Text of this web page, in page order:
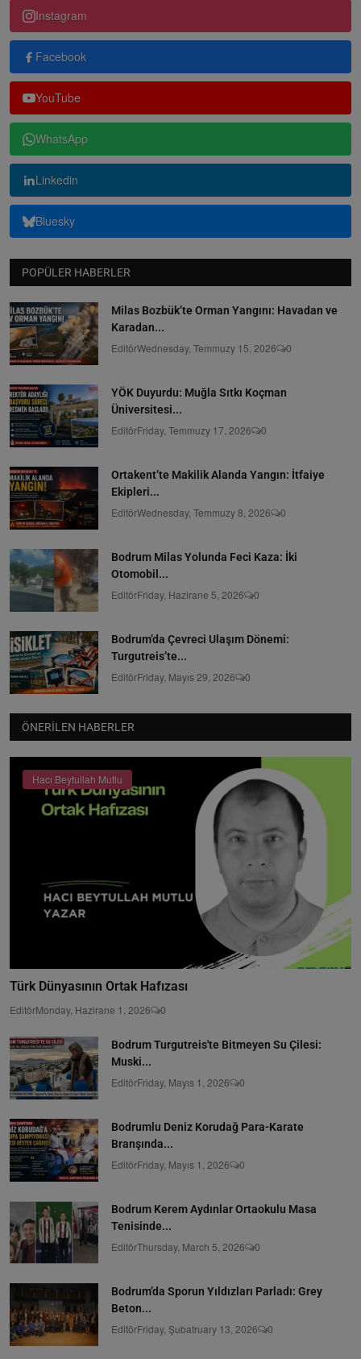
Instagram
Facebook
YouTube
WhatsApp
Linkedin
Bluesky
POPÜLER HABERLER
Milas Bozbük’te Orman Yangını: Havadan ve
Karadan...
EditörWednesday, Temmuzy 15, 2026 0
YÖK Duyurdu: Muğla Sıtkı Koçman
Üniversitesi...
EditörFriday, Temmuzy 17, 2026 0
Ortakent’te Makilik Alanda Yangın: İtfaiye
Ekipleri...
EditörWednesday, Temmuzy 8, 2026 0
Bodrum Milas Yolunda Feci Kaza: İki
Otomobil...
EditörFriday, Hazirane 5, 2026 0
Bodrum’da Çevreci Ulaşım Dönemi:
Turgutreis’te...
EditörFriday, Mayıs 29, 2026 0
ÖNERILEN HABERLER
Hacı Beytullah Mutlu
Türk Dünyasının Ortak Hafızası
EditörMonday, Hazirane 1, 2026 0
Bodrum Turgutreis'te Bitmeyen Su Çilesi:
Muski...
EditörFriday, Mayıs 1, 2026 0
Bodrumlu Deniz Korudağ Para-Karate
Branşında...
EditörFriday, Mayıs 1, 2026 0
Bodrum Kerem Aydınlar Ortaokulu Masa
Tenisinde...
EditörThursday, March 5, 2026 0
Bodrum’da Sporun Yıldızları Parladı: Grey
Beton...
EditörFriday, Şubatruary 13, 2026 0